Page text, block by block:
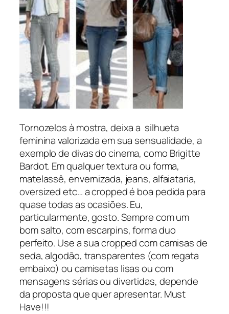
Tornozelos à mostra, deixa a silhueta
feminina valorizada em sua sensualidade, a
exemplo de divas do cinema, como Brigitte
Bardot. Em qualquer textura ou forma,
matelassê, envernizada, jeans, alfaiataria,
oversized etc… a cropped é boa pedida para
quase todas as ocasiões. Eu,
particularmente, gosto. Sempre com um
bom salto, com escarpins, forma duo
perfeito. Use a sua cropped com camisas de
seda, algodão, transparentes (com regata
embaixo) ou camisetas lisas ou com
mensagens sérias ou divertidas, depende
da proposta que quer apresentar. Must
Have!!!